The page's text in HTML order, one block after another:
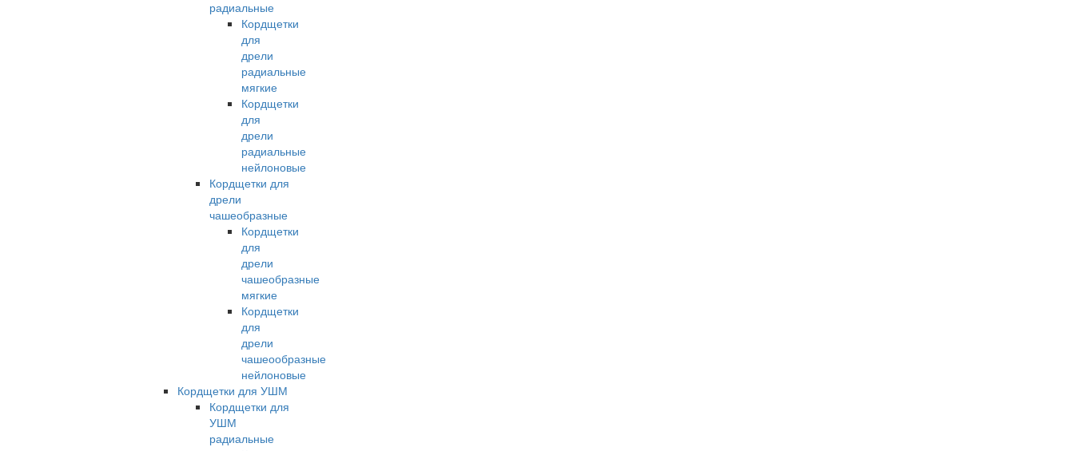
радиальные
Кордщетки
для
дрели
радиальные
мягкие
Кордщетки
для
дрели
радиальные
нейлоновые
Кордщетки для
дрели
чашеобразные
Кордщетки
для
дрели
чашеобразные
мягкие
Кордщетки
для
дрели
чашеообразные
нейлоновые
Кордщетки для УШМ
Кордщетки для
УШМ
радиальные